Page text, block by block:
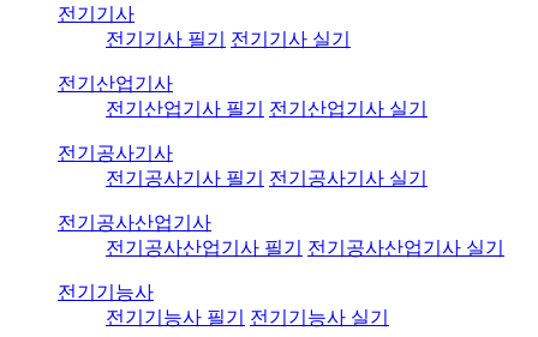
전기기사
전기기사 필기
전기기사 실기
전기산업기사
전기산업기사 필기
전기산업기사 실기
전기공사기사
전기공사기사 필기
전기공사기사 실기
전기공사산업기사
전기공사산업기사 필기
전기공사산업기사 실기
전기기능사
전기기능사 필기
전기기능사 실기